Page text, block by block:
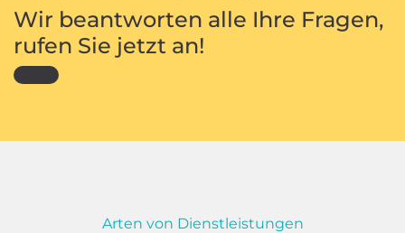
Wir beantworten alle Ihre Fragen,
rufen Sie jetzt an!
Arten von Dienstleistungen